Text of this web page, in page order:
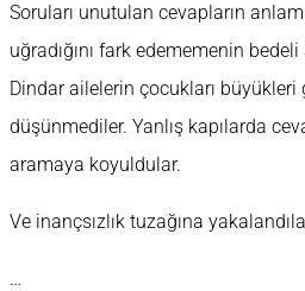
Soruları unutulan cevapların
uğradığını fark edememenin bedeli
Dindar ailelerin çocukları büyükleri
düşünmediler. Yanlış kapılarda
aramaya koyuldular.
Ve inançsızlık tuzağına
…